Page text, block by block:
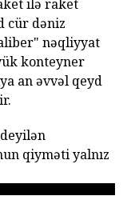
ilə raket
cür dəniz
nəqliyyat
konteyner
an əvvəl qeyd
qiyməti yalnız